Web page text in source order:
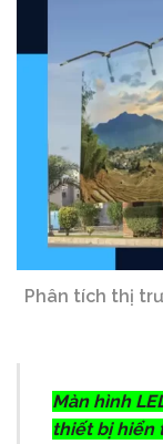
Phân tích thị
Màn hình
thiết bị hiển